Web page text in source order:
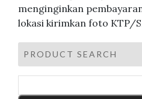
menginginkan
lokasi kirimkan foto KTP/
PRODUCT SEARCH